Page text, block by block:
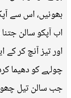
بھونیں، اس سے
اب آپکو سالن
اور تیز آنچ کر
چولہے کو دھیما
جب سالن تیل